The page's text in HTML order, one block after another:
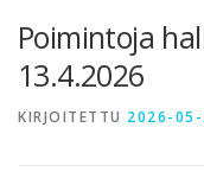
Poimintoja
13.4.2026
KIRJOITETTU 2026-